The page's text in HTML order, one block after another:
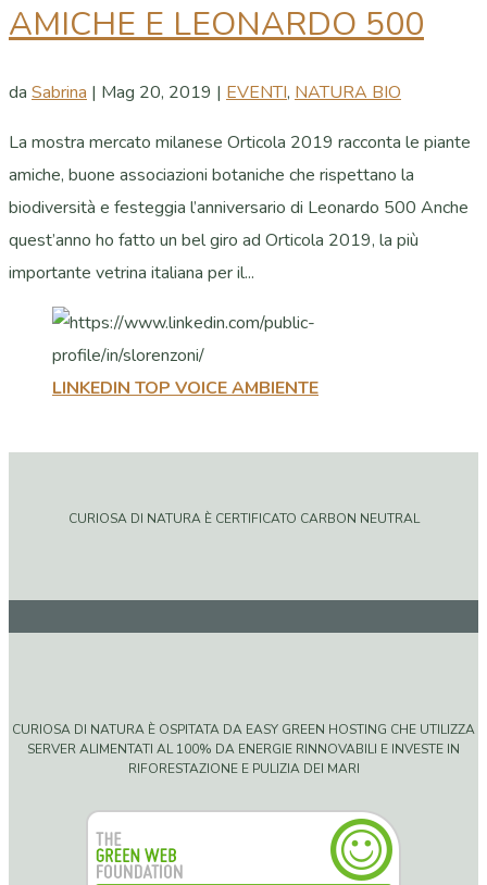
AMICHE E LEONARDO 500
da Sabrina | Mag 20, 2019 | EVENTI, NATURA BIO
La mostra mercato milanese Orticola 2019 racconta le piante
amiche, buone associazioni botaniche che rispettano la
biodiversità e festeggia l’anniversario di Leonardo 500 Anche
quest’anno ho fatto un bel giro ad Orticola 2019, la più
importante vetrina italiana per il...
LINKEDIN TOP VOICE AMBIENTE
CURIOSA DI NATURA È CERTIFICATO CARBON NEUTRAL
CURIOSA DI NATURA È OSPITATA DA EASY GREEN HOSTING CHE UTILIZZA
SERVER ALIMENTATI AL 100% DA ENERGIE RINNOVABILI E INVESTE IN
RIFORESTAZIONE E PULIZIA DEI MARI